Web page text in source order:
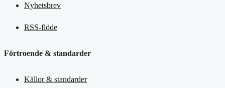
Nyhetsbrev
RSS-flöde
Förtroende & standarder
Källor & standarder